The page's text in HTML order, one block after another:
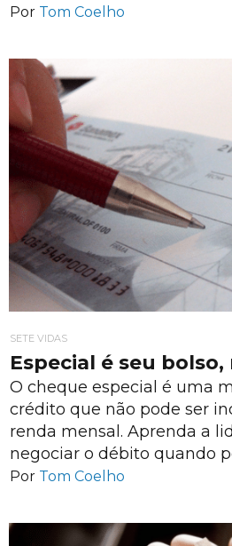
Por Tom Coelho
SETE VIDAS
Especial é seu
O cheque especial é uma
crédito que não pode ser
renda mensal. Aprenda a
negociar o débito quando
Por Tom Coelho